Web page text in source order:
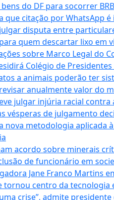
do DF para socorrer
que citação por WhatsApp
julgar disputa entre
quem descartar lixo em
sobre Marco Legal do
Colégio de Presidentes
a animais poderão ter
anualmente valor do
julgar injúria racial contra
vésperas de julgamento
metodologia aplicada
acordo sobre minerais
de funcionário em
Jane Franco Martins
tornou centro da
crise”, admite